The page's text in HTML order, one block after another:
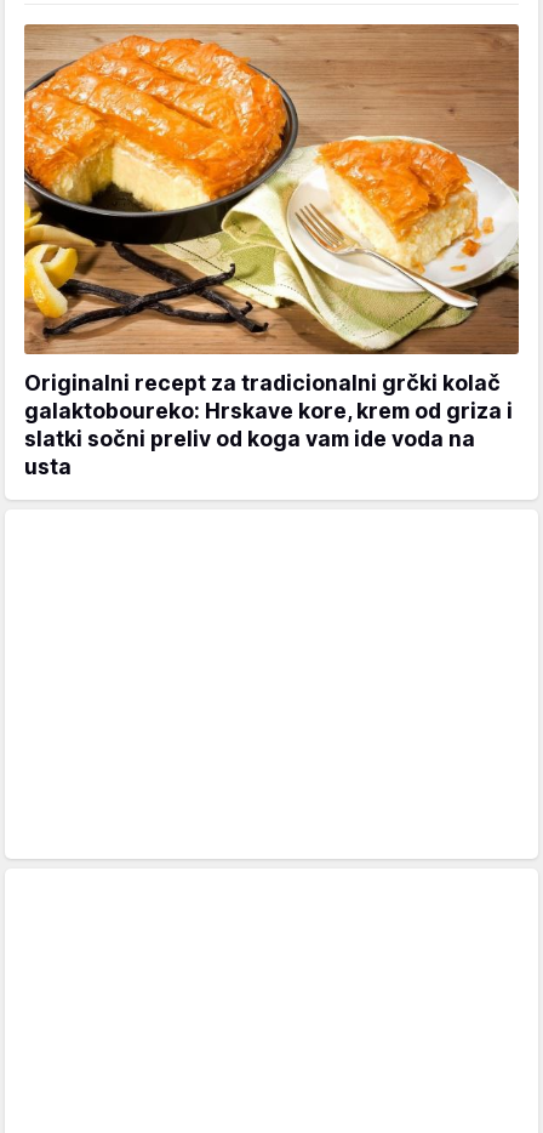
Originalni recept za tradicionalni grčki kolač
galaktoboureko: Hrskave kore, krem od griza i
slatki sočni preliv od koga vam ide voda na
usta